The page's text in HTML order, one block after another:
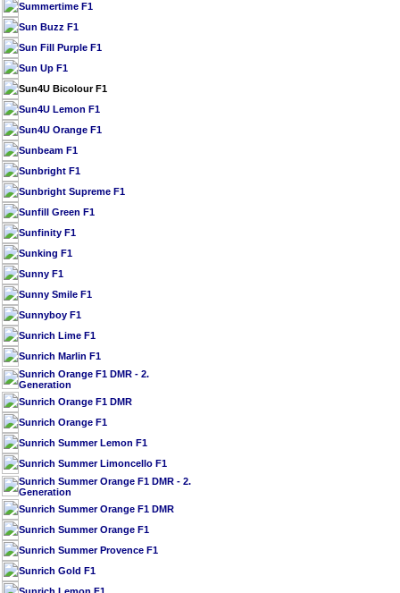
Summertime F1
Sun Buzz F1
Sun Fill Purple F1
Sun Up F1
Sun4U Bicolour F1
Sun4U Lemon F1
Sun4U Orange F1
Sunbeam F1
Sunbright F1
Sunbright Supreme F1
Sunfill Green F1
Sunfinity F1
Sunking F1
Sunny F1
Sunny Smile F1
Sunnyboy F1
Sunrich Lime F1
Sunrich Marlin F1
Sunrich Orange F1 DMR - 2.
Generation
Sunrich Orange F1 DMR
Sunrich Orange F1
Sunrich Summer Lemon F1
Sunrich Summer Limoncello F1
Sunrich Summer Orange F1 DMR - 2.
Generation
Sunrich Summer Orange F1 DMR
Sunrich Summer Orange F1
Sunrich Summer Provence F1
Sunrich Gold F1